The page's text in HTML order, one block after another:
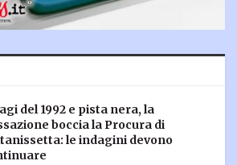
del 1992 e pista nera, la
boccia la Procura di
le indagini devono